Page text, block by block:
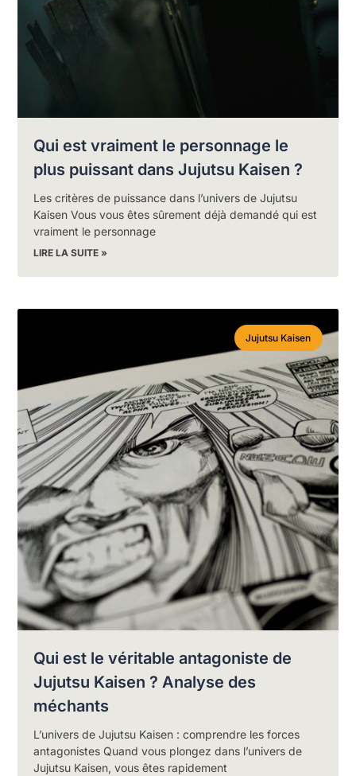
Qui est vraiment le personnage le
plus puissant dans Jujutsu Kaisen ?
Les critères de puissance dans l’univers de Jujutsu
Kaisen Vous vous êtes sûrement déjà demandé qui est
vraiment le personnage
LIRE LA SUITE »
Jujutsu Kaisen
Qui est le véritable antagoniste de
Jujutsu Kaisen ? Analyse des
méchants
L’univers de Jujutsu Kaisen : comprendre les forces
antagonistes Quand vous plongez dans l’univers de
Jujutsu Kaisen, vous êtes rapidement